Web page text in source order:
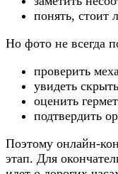
понять, стоит
Но фото не всегда
проверить
увидеть
оценить
подтвердить
Поэтому онлайн-
этап. Для